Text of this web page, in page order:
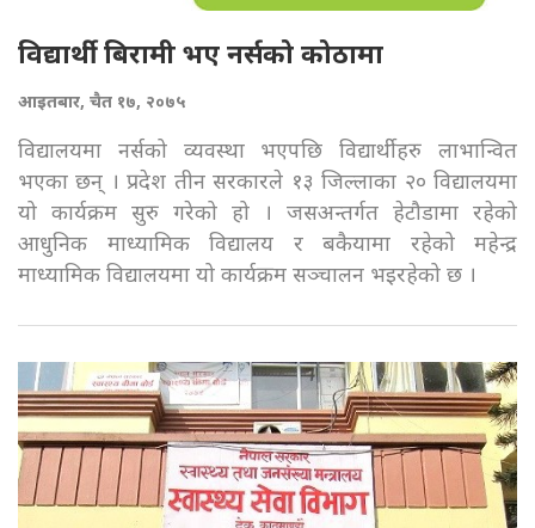
विद्यार्थी बिरामी भए नर्सको कोठामा
आइतबार, चैत १७, २०७५
विद्यालयमा नर्सको व्यवस्था भएपछि विद्यार्थीहरु लाभान्वित
भएका छन् । प्रदेश तीन सरकारले १३ जिल्लाका २० विद्यालयमा
यो कार्यक्रम सुरु गरेको हो । जसअन्तर्गत हेटौडामा रहेको
आधुनिक माध्यामिक विद्यालय र बकैयामा रहेको महेन्द्र
माध्यामिक विद्यालयमा यो कार्यक्रम सञ्चालन भइरहेको छ ।